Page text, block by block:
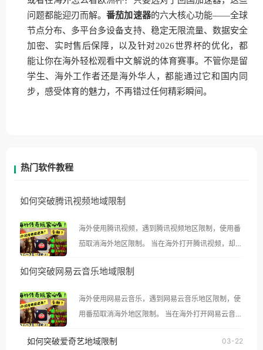
问题都能迎刃而解。番茄加速器的六大核心功能——全球
节点分布、多平台多设备支持、稳定无限流量、数据安全
加密、实时售后保障，以及针对2026世界杯的优化，都
能让你在海外轻松观看中文解说的体育赛事。不管你是留
学生、海外工作者还是海外华人，都能通过它和国内同
步，感受体育的魅力，不再错过任何精彩瞬间。
热门软件教程
如何突破腾讯视频地域限制
海外使用腾讯视频，遇到腾讯视频地区限制，使用番
茄取消海外地区限制。 当在海外打开腾讯视频，却突
示语。 海外用户如香港、澳门、台湾、美国、加拿
像其他音乐平台一样，出现地区及版权限制问题，且
仅能在中国大陆地区播放。 遇到这个问题的朋友们，
使用番茄回国加速器，即可解决「海外用户收听腾讯
如何突破网易云音乐地域限制
海外使用网易云音乐，遇到网易云音乐地区限制，使
用番茄取消海外地区限制。 当在海外打开网易云音
播放”的提示语。 海外用户如香港、澳门、台湾、美
如何突破爱奇艺地域限制 03-22